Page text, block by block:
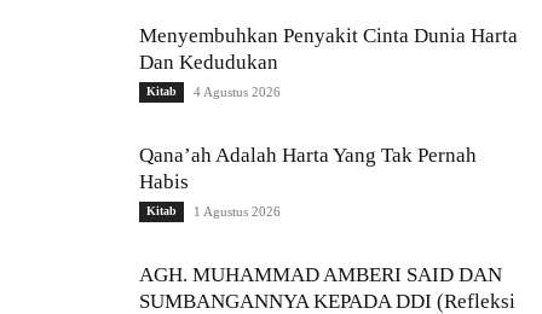
Menyembuhkan Penyakit Cinta Dunia Harta
Dan Kedudukan
Kitab 4 Agustus 2026
Qana’ah Adalah Harta Yang Tak Pernah
Habis
Kitab 1 Agustus 2026
AGH. MUHAMMAD AMBERI SAID DAN
SUMBANGANNYA KEPADA DDI (Refleksi